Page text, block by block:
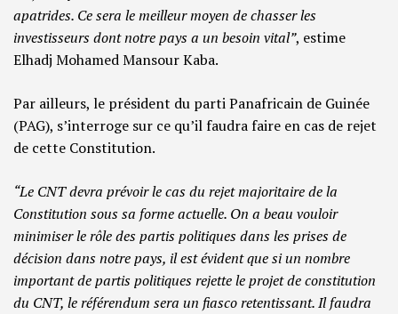
apatrides. Ce sera le meilleur moyen de chasser les
investisseurs dont notre pays a un besoin vital”, estime
Elhadj Mohamed Mansour Kaba.
Par ailleurs, le président du parti Panafricain de Guinée
(PAG), s’interroge sur ce qu’il faudra faire en cas de rejet
de cette Constitution.
“Le CNT devra prévoir le cas du rejet majoritaire de la
Constitution sous sa forme actuelle. On a beau vouloir
minimiser le rôle des partis politiques dans les prises de
décision dans notre pays, il est évident que si un nombre
important de partis politiques rejette le projet de constitution
du CNT, le référendum sera un fiasco retentissant. Il faudra